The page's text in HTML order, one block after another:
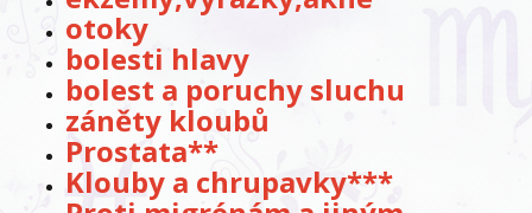
otoky
bolesti hlavy
bolest a poruchy sluchu
záněty kloubů
Prostata**
Klouby a chrupavky***